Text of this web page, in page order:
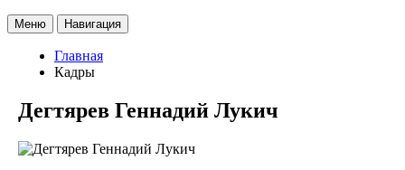
Меню Навигация
Главная
Кадры
Дегтярев Геннадий Лукич